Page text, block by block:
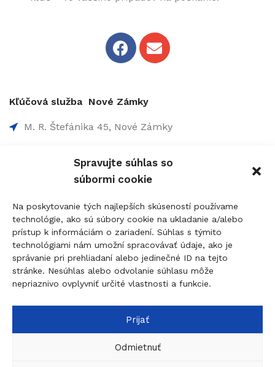
Spravujte súhlas so
súbormi cookie
Na poskytovanie tých najlepších skúseností používame
technológie, ako sú súbory cookie na ukladanie a/alebo
prístup k informáciám o zariadení. Súhlas s týmito
technológiami nám umožní spracovávať údaje, ako je
správanie pri prehliadaní alebo jedinečné ID na tejto
stránke. Nesúhlas alebo odvolanie súhlasu môže
nepriaznivo ovplyvniť určité vlastnosti a funkcie.
Prijať
Odmietnuť
Kľúčová služba Nové Zámky
M. R. Štefánika 45, Nové Zámky
0910 207 863 - 8:00-17:00
info@figolock.sk
Kľúčová služba Komárno
Palatínova 20, 945 01 Komárno
0907 737 756 - Non Stop